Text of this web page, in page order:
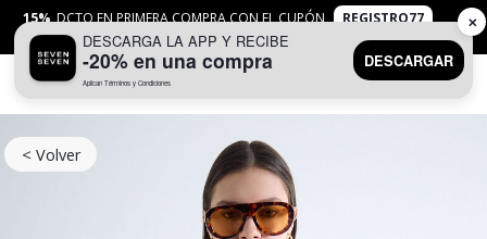
15% DCTO EN PRIMERA COMPRA CON EL CUPÓN
REGISTRO77
APLICANTYC
< Volver
DESCARGA LA APP Y RECIBE
-20% en una compra
Aplican Términos y Condiciones
DESCARGAR
✕